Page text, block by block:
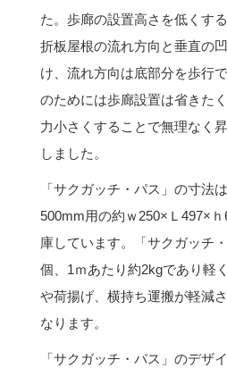
た。歩廊の設置高さを低くす
折板屋根の流れ方向と垂直の
け、流れ方向は底部分を歩行
のためには歩廊設置は省きた
力小さくすることで無理なく
しました。
「サクガッチ・パス」の寸法
500mm用の約ｗ250×Ｌ497×
庫しています。「サクガッチ
個、1ｍあたり約2kgであり軽
や荷揚げ、横持ち運搬が軽減
なります。
「サクガッチ・パス」のデザ